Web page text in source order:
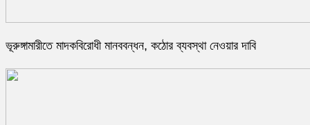
ভূরুঙ্গামারীতে মাদকবিরোধী মানববন্ধন, কঠোর ব্যবস্থা নেওয়ার দাবি